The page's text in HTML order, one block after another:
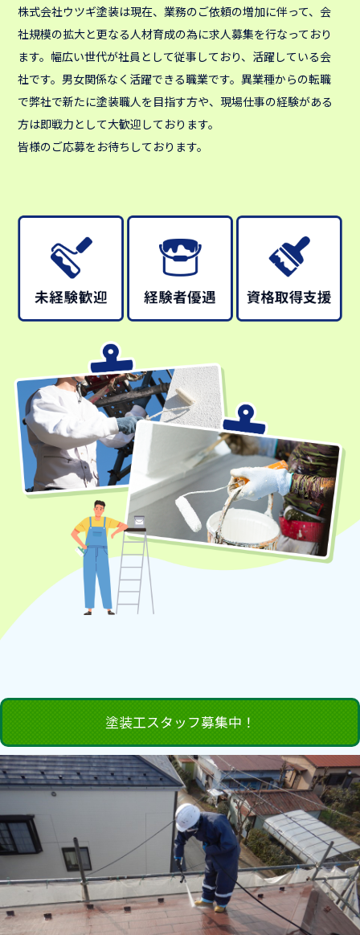
株式会社ウツギ塗装は現在、業務のご依頼の増加に伴って、会
社規模の拡大と更なる人材育成の為に求人募集を行なっており
ます。幅広い世代が社員として従事しており、活躍している会
社です。男女関係なく活躍できる職業です。異業種からの転職
で弊社で新たに塗装職人を目指す方や、現場仕事の経験がある
方は即戦力として大歓迎しております。
皆様のご応募をお待ちしております。
塗装工スタッフ募集中！